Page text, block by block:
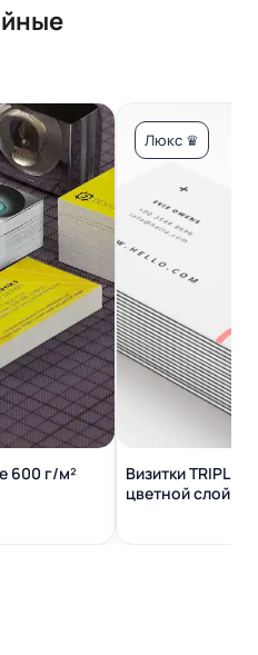
600 г/м²
Люкс ♛
Визитки
цветной слой